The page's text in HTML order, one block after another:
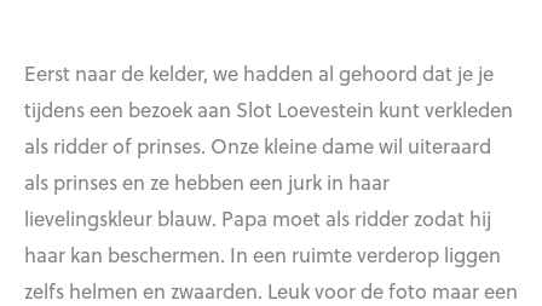
Eerst naar de kelder, we hadden al gehoord dat je je
tijdens een bezoek aan Slot Loevestein kunt verkleden
als ridder of prinses. Onze kleine dame wil uiteraard
als prinses en ze hebben een jurk in haar
lievelingskleur blauw. Papa moet als ridder zodat hij
haar kan beschermen. In een ruimte verderop liggen
zelfs helmen en zwaarden. Leuk voor de foto maar een